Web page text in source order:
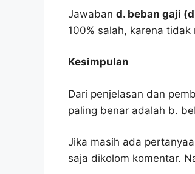
Jawaban d. beban gaji
100% salah, karena
Kesimpulan
Dari penjelasan dan
paling benar adalah b.
Jika masih ada
saja dikolom komentar.